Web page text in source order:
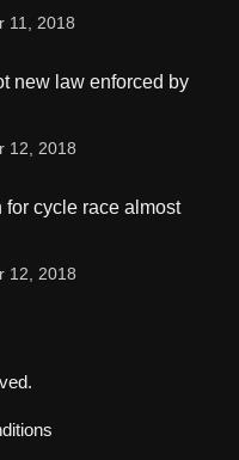
11, 2018
new law enforced by
12, 2018
for cycle race almost
12, 2018